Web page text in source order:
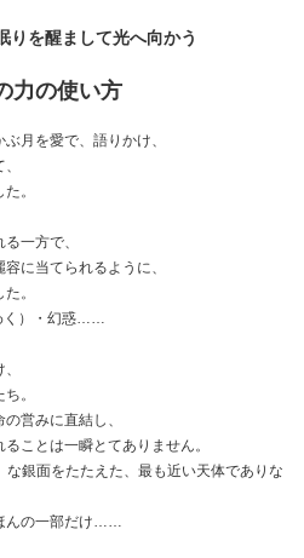
りを醒まして光へ向かう
力の使い方
月を愛で、語りかけ、
。
一方で、
に当てられるように、
。
く）・幻惑……
。
営みに直結し、
ことは一瞬とてありません。
銀面をたたえた、最も近い天体でありな
んの一部だけ……